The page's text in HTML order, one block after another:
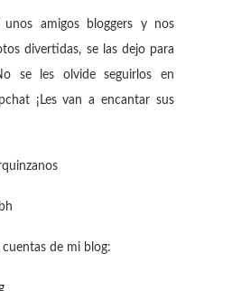
amigos bloggers y nos
divertidas, se las dejo para
se les olvide seguirlos en
¡Les van a encantar sus
cuentas de mi blog: